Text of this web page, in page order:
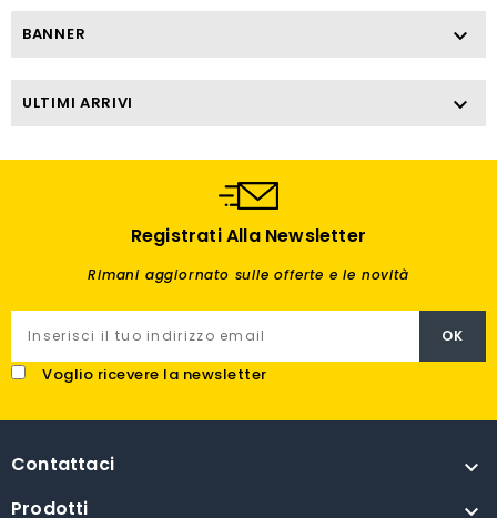
BANNER 
ULTIMI ARRIVI 
Registrati Alla Newsletter
Rimani aggiornato sulle offerte e le novità
Voglio ricevere la newsletter
Contattaci 
Prodotti 